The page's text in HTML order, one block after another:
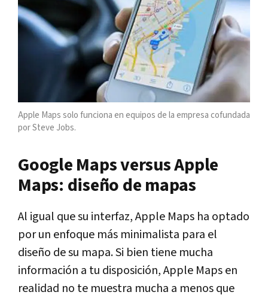
Apple Maps solo funciona en equipos de la empresa cofundada
por Steve Jobs.
Google Maps versus Apple
Maps: diseño de mapas
Al igual que su interfaz, Apple Maps ha optado
por un enfoque más minimalista para el
diseño de su mapa. Si bien tiene mucha
información a tu disposición, Apple Maps en
realidad no te muestra mucha a menos que